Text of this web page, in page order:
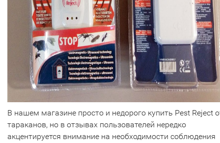
В нашем магазине просто и недорого купить Pest Reject
тараканов, но в отзывах пользователей нередко
акцентируется внимание на необходимости соблюдения